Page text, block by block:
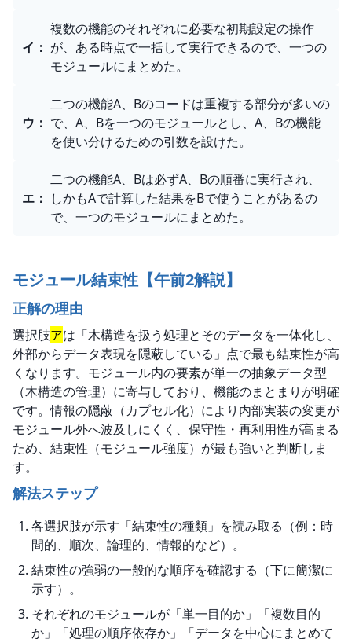
イ ：
複数の機能のそれぞれに必要な初期設定の操作
が、ある時点で一括して実行できるので、一つの
モジュールにまとめた。
ウ ：
二つの機能A、Bのコードは重複する部分が多いの
で、A、Bを一つのモジュールとし、A、Bの機能
を使い分けるための引数を設けた。
エ ：
二つの機能A、Bは必ずA、Bの順番に実行され、
しかもAで計算した結果をBで使うことがあるの
で、一つのモジュールにまとめた。
モジュール結束性【午前2解説】
正解の理由
選択肢アは「木構造を扱う処理とそのデータを一体化し、
外部からデータ表現を隠蔽している」点で最も結束性が高
くなります。モジュール内の要素が単一の抽象データ型
（木構造の管理）に寄与しており、機能のまとまりが明確
です。情報の隠蔽（カプセル化）により内部実装の変更が
モジュール外へ波及しにくく、保守性・再利用性が高まる
ため、結束性（モジュール強度）が最も強いと判断しま
す。
解法ステップ
各選択肢が示す「結束性の種類」を読み取る（例：時
間的、順次、論理的、情報的など）。
結束性の強弱の一般的な順序を確認する（下に簡潔に
示す）。
それぞれのモジュールが「単一目的か」「複数目的
か」「処理の順序依存か」「データを中心にまとめて